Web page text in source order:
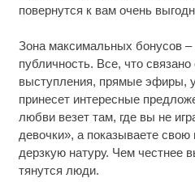
повернутся к вам очень
Зона максимальных бонусов
публичность. Все, что
выступления, прямые эфиры,
принесет интересные
любви везет там, где вы не
девочки», а показываете
дерзкую натуру. Чем честнее
тянутся люди.